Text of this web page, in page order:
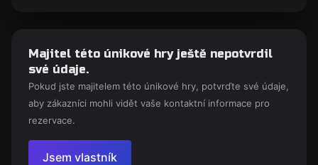
Majitel této únikové hry ještě nepotvrdil
své údaje.
Pokud jste majitelem této únikové hry, potvrďte své údaje,
aby zákazníci mohli vidět vaše kontaktní informace pro
rezervace.
Jsem vlastník